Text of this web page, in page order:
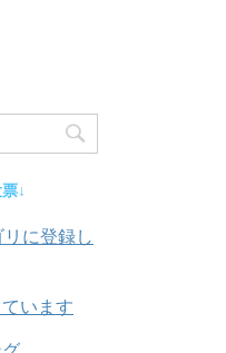
↓
います